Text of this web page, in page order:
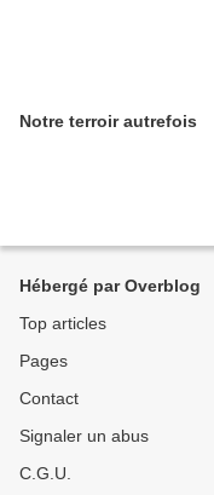
Notre terroir autrefois
Hébergé par Overblog
Top articles
Pages
Contact
Signaler un abus
C.G.U.